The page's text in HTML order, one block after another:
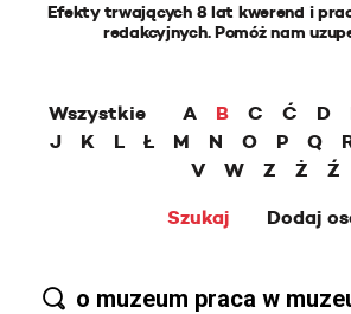
Efekty trwających 8 lat kwerend i
redakcyjnych. Pomóż nam
Wszystkie A B C Ć D
J
K L Ł M N O P Q
V
W Z Ż
Ź
Szukaj
Dodaj